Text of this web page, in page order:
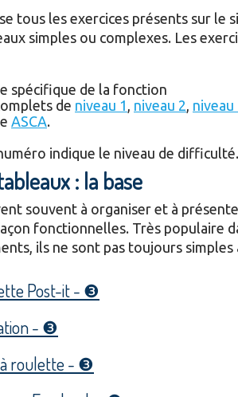
tous les exercices présents sur le
simples ou complexes. Les
spécifique de la fonction
de niveau 1 niveau 2 niveau
ASCA.
indique le niveau de difficulté.
: la base
souvent à organiser et à
fonctionnelles. Très populaire
ils ne sont pas toujours simples
Post-it - ❸
- ❸
à roulette - ❸